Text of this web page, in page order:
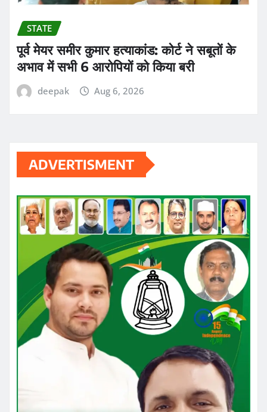
STATE
पूर्व मेयर समीर कुमार हत्याकांड: कोर्ट ने सबूतों के
अभाव में सभी 6 आरोपियों को किया बरी
deepak Aug 6, 2026
ADVERTISMENT